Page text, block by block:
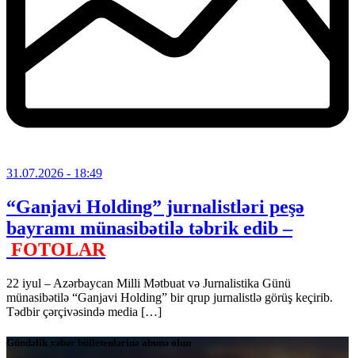
31.07.2026 - 18:49
“Ganjavi Holding” jurnalistləri peşə
bayramı münasibətilə təbrik edib –
FOTOLAR
22 iyul – Azərbaycan Milli Mətbuat və Jurnalistika Günü
münasibətilə “Ganjavi Holding” bir qrup jurnalistlə görüş keçirib.
Tədbir çərçivəsində media […]
Gündəlik xəbər bülletenlərinə abunə olun